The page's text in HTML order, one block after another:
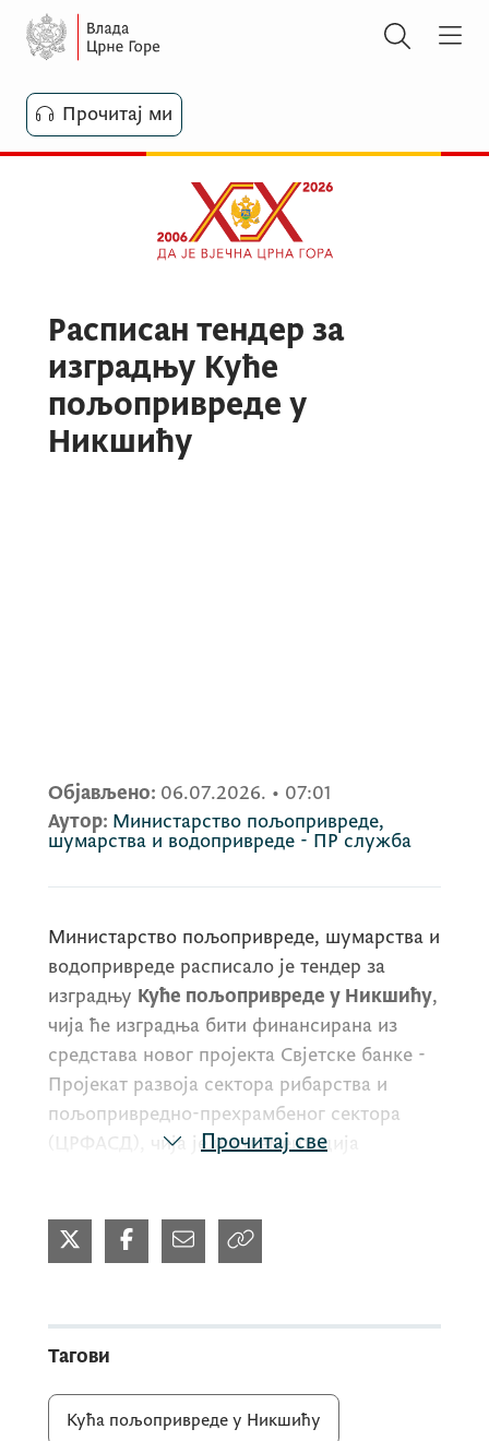
Прочитај ми
Расписан тендер за
изградњу Куће
пољопривреде у
Никшићу
Објављено: 06.07.2026. • 07:01
Аутор: Министарство пољопривреде,
шумарства и водопривреде - ПР служба
Министарство пољопривреде, шумарства и
водопривреде расписало је тендер за
изградњу Куће пољопривреде у Никшићу,
чија ће изградња бити финансирана из
средстава новог пројекта Свјетске банке -
Пројекат развоја сектора рибарства и
пољопривредно-прехрамбеног сектора
(ЦРФАСД), чија је имплементација
Нова Кућа пољопривреде биће савремени
Прочитај све
Тагови
Кућа пољопривреде у Никшићу